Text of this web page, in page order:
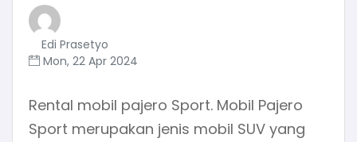
Edi Prasetyo
Mon, 22 Apr 2024
Rental mobil pajero Sport. Mobil Pajero
Sport merupakan jenis mobil SUV yang